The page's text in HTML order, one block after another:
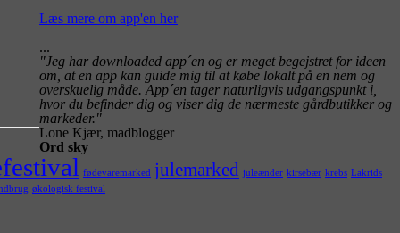
Læs mere om app'en her
...
"Jeg har downloaded app´en og er meget begejstret for ideen
om, at en app kan guide mig til at købe lokalt på en nem og
overskuelig måde. App´en tager naturligvis udgangspunkt i,
hvor du befinder dig og viser dig de nærmeste gårdbutikker og
markeder."
Lone Kjær, madblogger
Ord sky
fødevaremarked julemarked juleænder kirsebær krebs Lakrids
økologisk festival